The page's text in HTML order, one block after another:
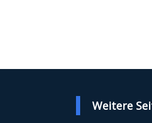
Weitere